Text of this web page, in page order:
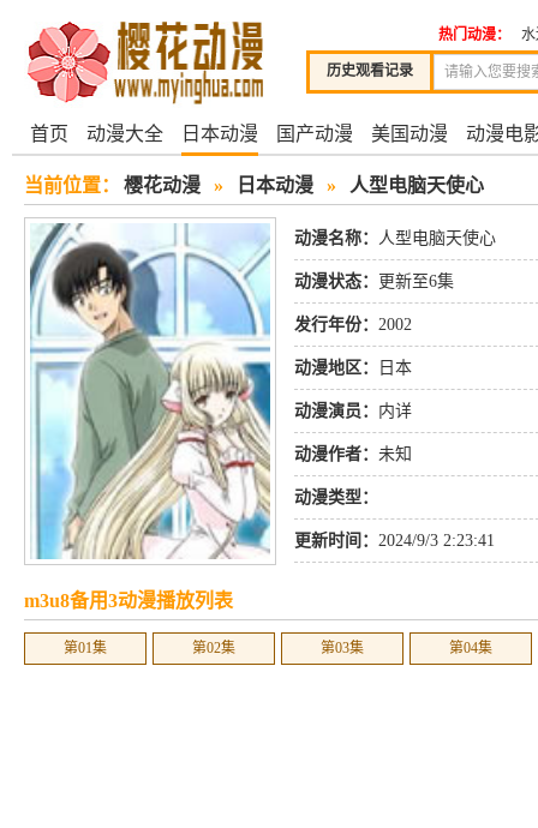
历史观看记录
热门动漫：
首页 动漫大全 日本动漫 国产动漫 美国动漫 动漫电
当前位置： 樱花动漫 » 日本动漫 » 人型电脑天使心
动漫名称： 人型电脑天使心
动漫状态： 更新至6集
发行年份： 2002
动漫地区： 日本
动漫演员： 内详
动漫作者： 未知
动漫类型：
更新时间： 2024/9/3 2:23:41
m3u8备用3动漫播放列表
第01集 第02集 第03集 第04集